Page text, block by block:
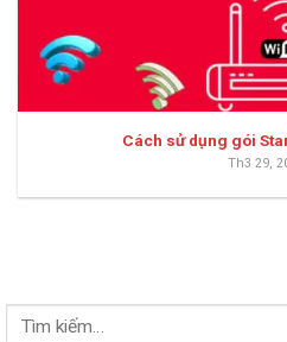
Cách sử dụng gói
Th3 29,